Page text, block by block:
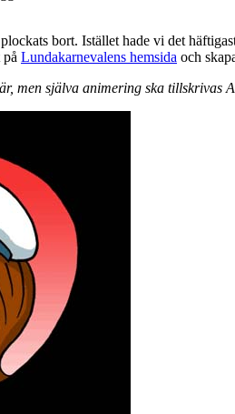
bort. Istället hade vi det
Lundakarnevalens hemsida och
men själva animering ska tillskrivas